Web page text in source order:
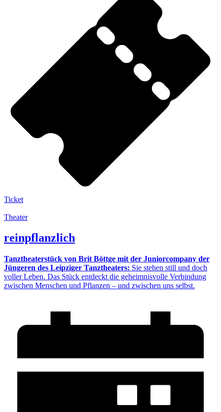
Ticket
Theater
reinpflanzlich
Tanztheaterstück von Brit Böttge mit der Juniorcompany der
Jüngeren des Leipziger Tanztheaters: Sie stehen still und doch
voller Leben. Das Stück entdeckt die geheimnisvolle Verbindung
zwischen Menschen und Pflanzen – und zwischen uns selbst.